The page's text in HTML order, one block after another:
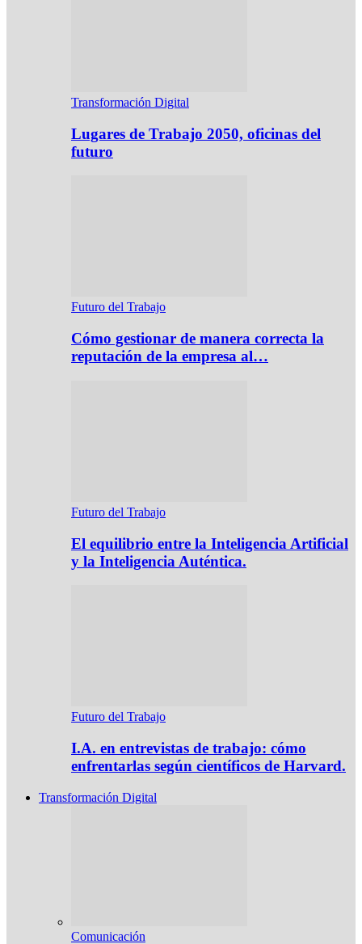
Transformación Digital
Lugares de Trabajo 2050, oficinas del
futuro
Futuro del Trabajo
Cómo gestionar de manera correcta la
reputación de la empresa al…
Futuro del Trabajo
El equilibrio entre la Inteligencia Artificial
y la Inteligencia Auténtica.
Futuro del Trabajo
I.A. en entrevistas de trabajo: cómo
enfrentarlas según científicos de Harvard.
Transformación Digital
Comunicación